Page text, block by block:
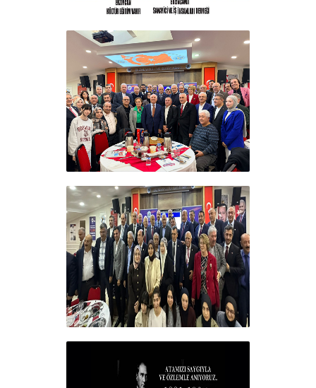
ERZINCAN VE TÜM SEHITLERI
ANMA PROGRAMI
+
Sadık Ağça Yeniden Başkan
Seçildi
+
Toplantısı Yapıldı.